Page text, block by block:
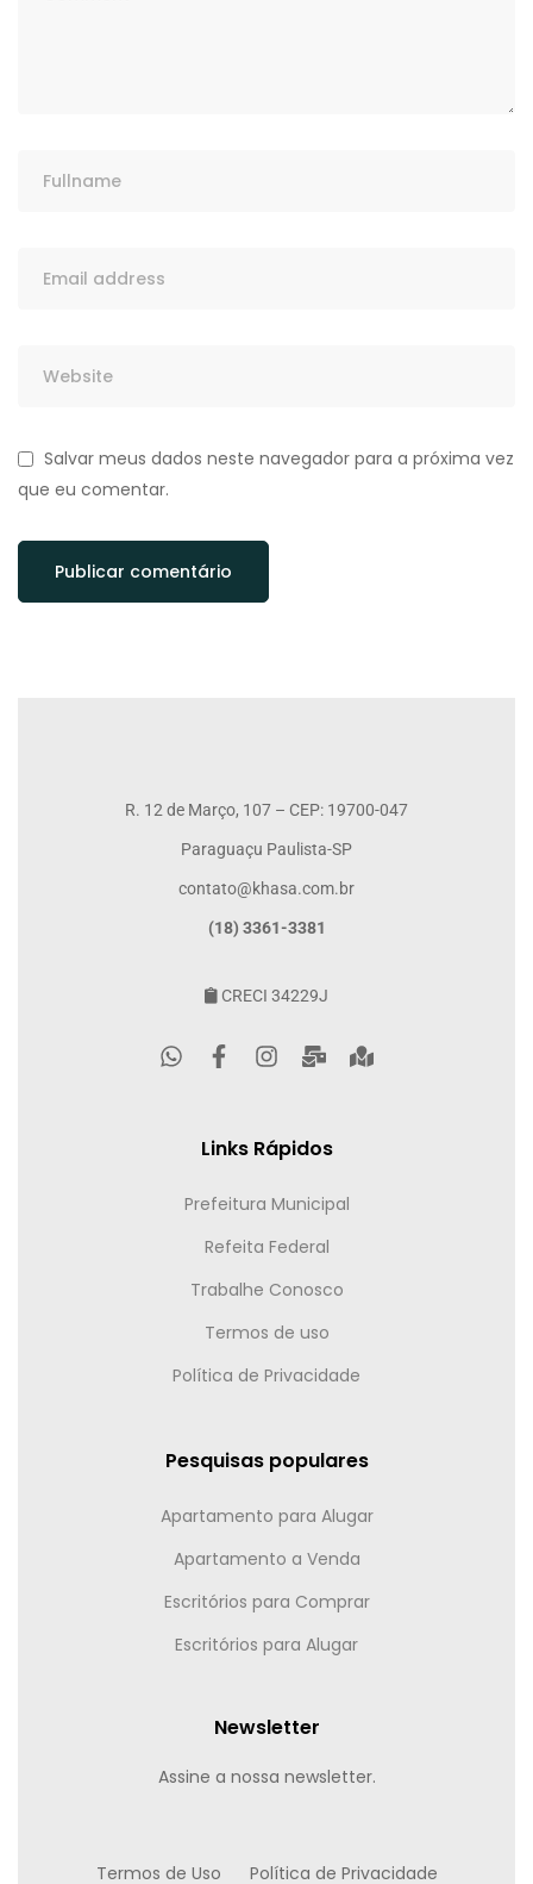
Salvar meus dados neste navegador para a próxima vez
que eu comentar.
R. 12 de Março, 107 – CEP: 19700-047
Paraguaçu Paulista-SP
contato@khasa.com.br
(18) 3361-3381
CRECI 34229J
Links Rápidos
Prefeitura Municipal
Refeita Federal
Trabalhe Conosco
Termos de uso
Política de Privacidade
Pesquisas populares
Apartamento para Alugar
Apartamento a Venda
Escritórios para Comprar
Escritórios para Alugar
Newsletter
Assine a nossa newsletter.
Termos de Uso Política de Privacidade